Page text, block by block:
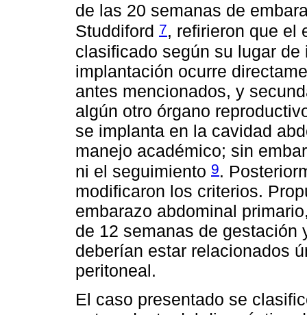
de las 20 semanas de
Studdiford 7, refirieron que el
clasificado según su lugar
implantación ocurre
antes mencionados, y
algún otro órgano
se implanta en la cavidad
manejo académico; sin
ni el seguimiento 9.
modificaron los criterios.
embarazo abdominal
de 12 semanas de gestación
deberían estar relacionados
peritoneal.
El caso presentado se